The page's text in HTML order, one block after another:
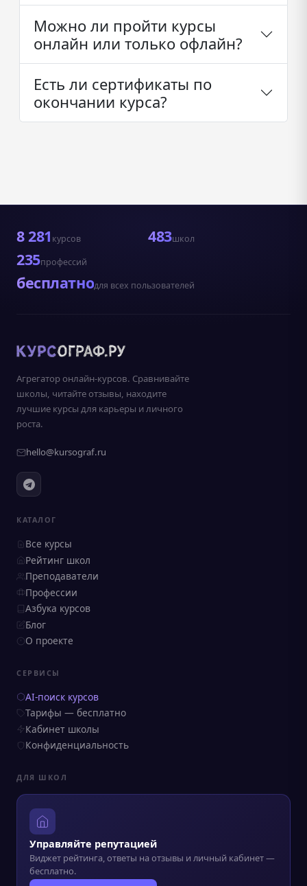
Можно ли пройти курсы
онлайн или только офлайн?
Есть ли сертификаты по
окончании курса?
8 281 курсов 483школ
235профессий
бесплатнодля всех пользователей
Агрегатор онлайн-курсов. Сравнивайте
школы, читайте отзывы, находите
лучшие курсы для карьеры и личного
роста.
hello@kursograf.ru
КАТАЛОГ
Все курсы
Рейтинг школ
Преподаватели
Профессии
Азбука курсов
Блог
О проекте
СЕРВИСЫ
AI-поиск курсов
Тарифы — бесплатно
Кабинет школы
Конфиденциальность
ДЛЯ ШКОЛ
Управляйте репутацией
Виджет рейтинга, ответы на отзывы и личный кабинет —
бесплатно.